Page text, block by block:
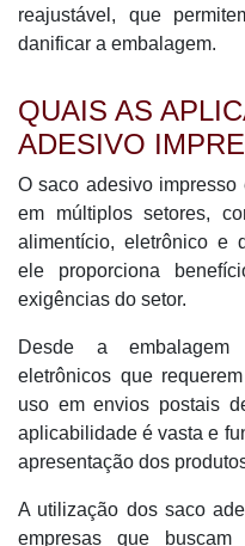
reajustável, que
danificar a embalagem.
QUAIS AS
ADESIVO
O saco adesivo
em múltiplos setores,
alimentício, eletrônico e
ele proporciona
exigências do setor.
Desde a embalagem
eletrônicos que
uso em envios postais
aplicabilidade é vasta e
apresentação dos
A utilização dos saco
empresas que buscam